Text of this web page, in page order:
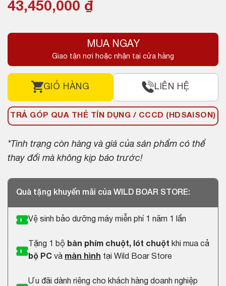
43,450,000 ₫
MUA NGAY
Giao tận nơi hoặc nhận tại cửa hàng
GIỎ HÀNG LIÊN HỆ
TRẢ GÓP QUA THẺ TÍN DỤNG / CCCD (HDSAISON)
*Tình trạng còn hàng và giá của sản phẩm có thể
thay đổi mà không kịp báo trước!
Quà tặng khuyến mãi của WILD BOAR STORE:
Vệ sinh bảo dưỡng máy miễn phí 1 năm 1 lần
Tặng 1 bộ bàn phím chuột, lót chuột khi mua cả
bộ PC và màn hình tại Wild Boar Store
Ưu đãi dành riêng cho khách hàng doanh nghiệp